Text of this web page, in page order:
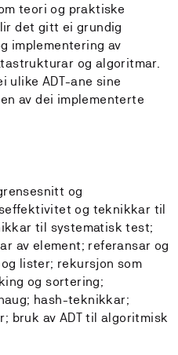
teori og praktiske
det gitt ei grundig
implementering av
og algoritmar.
ulike ADT-ane sine
av dei implementerte
og
og teknikkar til
til systematisk test;
av element; referansar og
lister; rekursjon som
og sortering;
hash-teknikkar;
bruk av ADT til algoritmisk